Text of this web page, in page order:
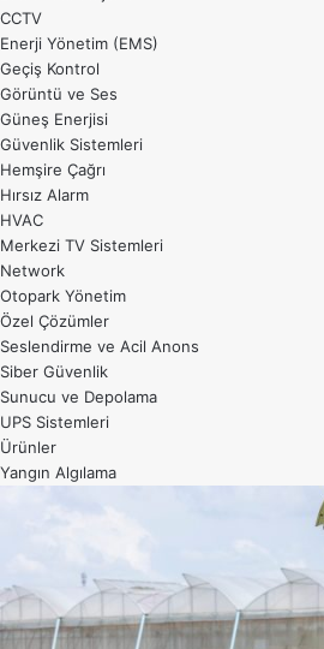
CCTV
Enerji Yönetim (EMS)
Geçiş Kontrol
Görüntü ve Ses
Güneş Enerjisi
Güvenlik Sistemleri
Hemşire Çağrı
Hırsız Alarm
HVAC
Merkezi TV Sistemleri
Network
Otopark Yönetim
Özel Çözümler
Seslendirme ve Acil Anons
Siber Güvenlik
Sunucu ve Depolama
UPS Sistemleri
Ürünler
Yangın Algılama